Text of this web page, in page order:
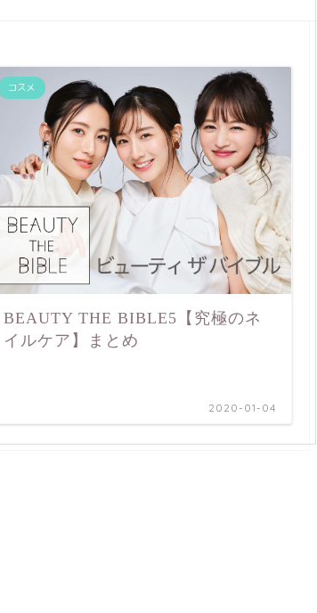
コスメ
BEAUTY THE BIBLE5【究極のネ
イルケア】まとめ
2020-01-04